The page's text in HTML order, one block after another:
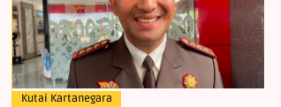
Kutai Kartanegara